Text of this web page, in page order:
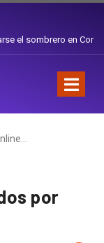
en Corporación
por